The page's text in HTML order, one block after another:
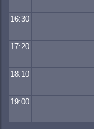
16:30
17:20
18:10
19:00